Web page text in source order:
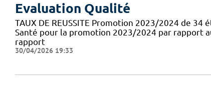
Evaluation Qualité
TAUX DE REUSSITE Promotion 2023/2024 de
Santé pour la promotion 2023/2024 par rapport
rapport
30/04/2026 19:33